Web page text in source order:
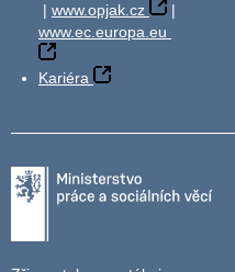
| www.opjak.cz
|
www.ec.europa.eu
Kariéra